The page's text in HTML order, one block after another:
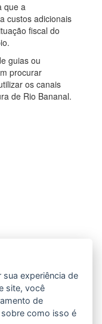
que a
custos adicionais
fiscal do
guias ou
procurar
os canais
de Rio Bananal.
experiência de
site, você
de
como isso é